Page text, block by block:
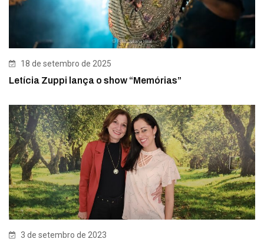
18 de setembro de 2025
Letícia Zuppi lança o show “Memórias”
3 de setembro de 2023